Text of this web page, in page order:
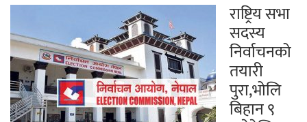
राष्ट्रिय सभा
सदस्य
निर्वाचनको
तयारी
पुरा,भोलि
बिहान ९